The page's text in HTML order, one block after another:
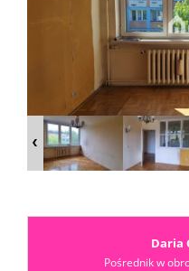
Daria
Pośrednik w